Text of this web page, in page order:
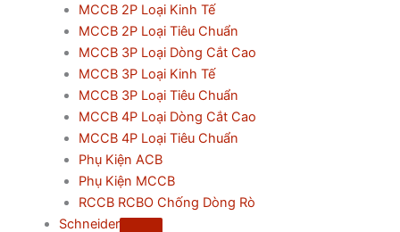
MCCB 2P Loại Kinh Tế
MCCB 2P Loại Tiêu Chuẩn
MCCB 3P Loại Dòng Cắt Cao
MCCB 3P Loại Kinh Tế
MCCB 3P Loại Tiêu Chuẩn
MCCB 4P Loại Dòng Cắt Cao
MCCB 4P Loại Tiêu Chuẩn
Phụ Kiện ACB
Phụ Kiện MCCB
RCCB RCBO Chống Dòng Rò
Schneider